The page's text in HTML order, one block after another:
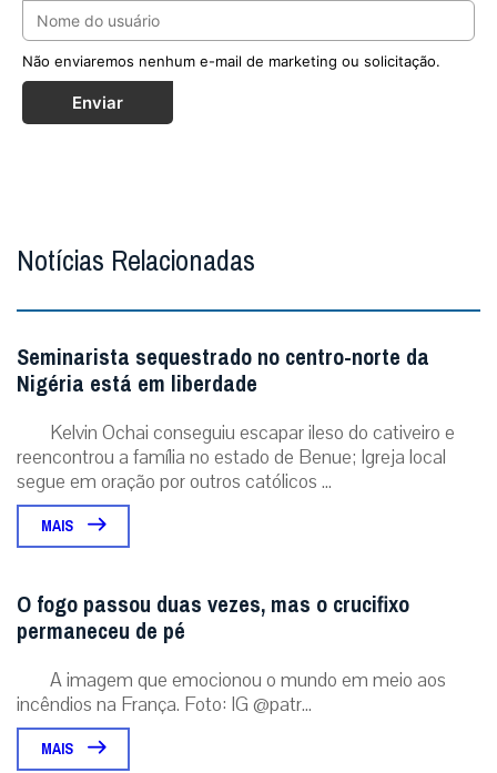
Não enviaremos nenhum e-mail de marketing ou solicitação.
Enviar
Notícias Relacionadas
Seminarista sequestrado no centro-norte da
Nigéria está em liberdade
Kelvin Ochai conseguiu escapar ileso do cativeiro e
reencontrou a família no estado de Benue; Igreja local
segue em oração por outros católicos ...
MAIS
O fogo passou duas vezes, mas o crucifixo
permaneceu de pé
A imagem que emocionou o mundo em meio aos
incêndios na França. Foto: IG @patr...
MAIS